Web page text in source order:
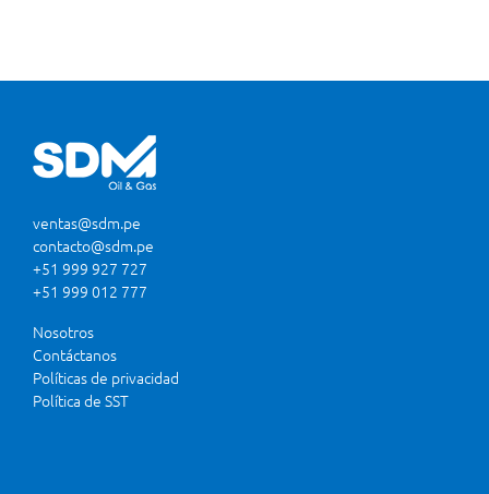
ventas@sdm.pe
contacto@sdm.pe
+51 999 927 727
+51 999 012 777
Nosotros
Contáctanos
Políticas de privacidad
Política de SST